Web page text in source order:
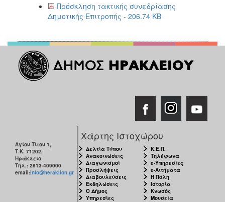
2016
2015
2012
2011
ΔΗΜΟΤΗΣ
ΕΠΙΣΚΕΠΤΗΣ
Πρόσκληση τακτικής συνεδρίασης
Δημοτικής Επιτροπής - 206.74 KB
Αγίου Τίτου 1,
Τ.Κ. 71202,
Ηράκλειο
Τηλ.: 2813-409000
email:info@heraklion.gr
Χάρτης Ιστοχώρου
Δελτία Τύπου
Ανακοινώσεις
Διαγωνισμοί
Προσλήψεις
Διαβουλεύσεις
Εκδηλώσεις
Ο Δήμος
Υπηρεσίες
Κ.Ε.Π.
Τηλέφωνα
e-Υπηρεσίες
e-Αιτήματα
Η Πόλη
Ιστορία
Κνωσός
Μουσεία